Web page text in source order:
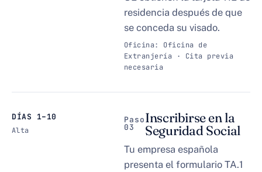
residencia después de que
se conceda su visado.
Oficina: Oficina de
Extranjería · Cita previa
necesaria
DÍAS 1–10
Alta
Paso
03
Inscribirse en la
Seguridad Social
Tu empresa española
presenta el formulario TA.1